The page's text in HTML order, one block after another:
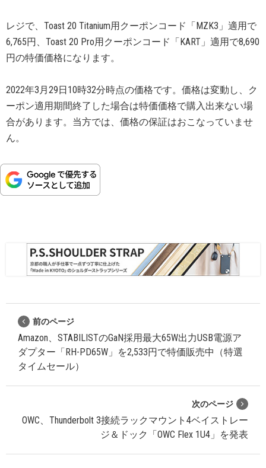
レジで、Toast 20 Titanium用クーポンコード「MZK3」適用で
6,765円、Toast 20 Pro用クーポンコード「KART」適用で8,690
円の特価価格になります。
2022年3月29日10時32分時点の価格です。価格は変動し、ク
ーポン適用期間終了した場合は特価価格で購入出来ない場
合があります。当方では、価格の保証はおこなっていませ
ん。
前のページ
Amazon、STABILISTのGaN採用最大65W出力USB電源ア
ダプター「RH-PD65W」を2,533円で特価販売中（特選
タイムセール）
次のページ
OWC、Thunderbolt 3接続ラックマウント4ベイストレー
ジ＆ドック「OWC Flex 1U4」を発表